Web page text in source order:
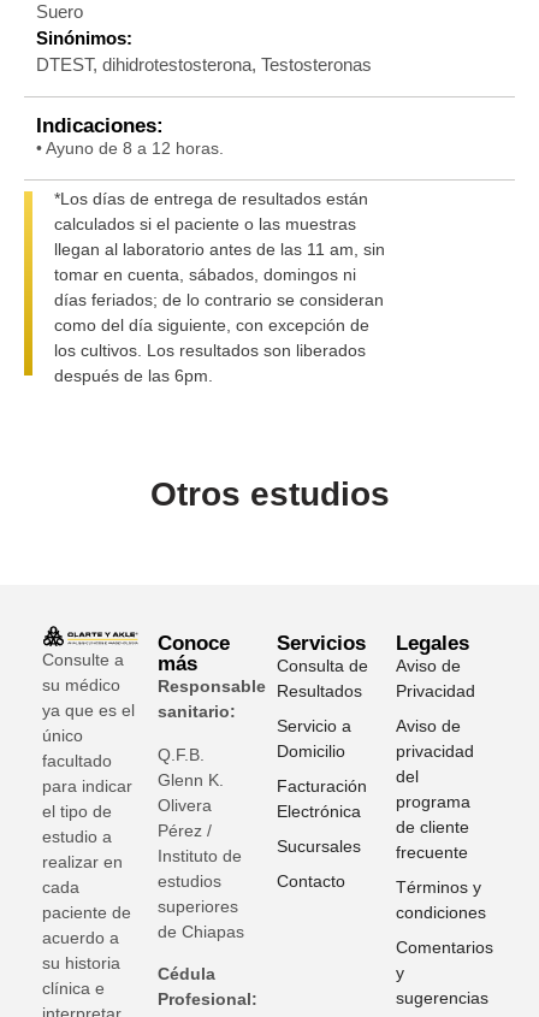
Suero
Sinónimos:
DTEST, dihidrotestosterona, Testosteronas
Indicaciones:
• Ayuno de 8 a 12 horas.
*Los días de entrega de resultados están
calculados si el paciente o las muestras
llegan al laboratorio antes de las 11 am, sin
tomar en cuenta, sábados, domingos ni
días feriados; de lo contrario se consideran
como del día siguiente, con excepción de
los cultivos. Los resultados son liberados
después de las 6pm.
Otros estudios
Consulte a
su médico
ya que es el
único
facultado
para indicar
el tipo de
estudio a
realizar en
cada
paciente de
acuerdo a
su historia
clínica e
Conoce
más
Responsable
sanitario:
Q.F.B.
Glenn K
Olivera
Pérez /
Instituto de
estudios
superiores
de Chiapas
Cédula
Profesional:
Servicios
Consulta de
Resultados
Servicio a
Domicilio
Facturación
Electrónica
Sucursales
Contacto
Legales
Aviso de
Privacidad
Aviso de
privacidad
del
programa
de cliente
frecuente
Términos y
condiciones
Comentarios
y
sugerencias